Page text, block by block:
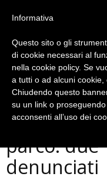
Cronaca
Terni,
parco: due
denunciati
Informativa
Questo sito o gli
di cookie necessari al
nella cookie policy. Se
a tutti o ad alcuni cookie,
Chiudendo questo
su un link o
acconsenti all’uso dei